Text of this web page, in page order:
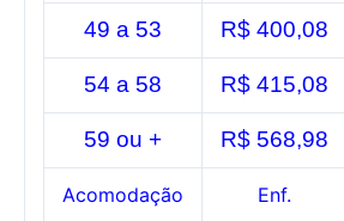
49 a 53 R$ 400,08
54 a 58 R$ 415,08
59 ou + R$ 568,98
Acomodação Enf.